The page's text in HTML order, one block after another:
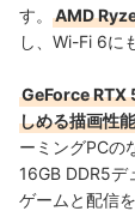
す。
AMD
し、Wi-Fi 6に
GeForce RTX
しめる描画性能
ーミングPCの
16GB DDR5デ
ゲームと配信